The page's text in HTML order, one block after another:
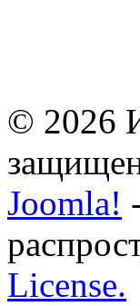
© 2026
Joomla!
License.